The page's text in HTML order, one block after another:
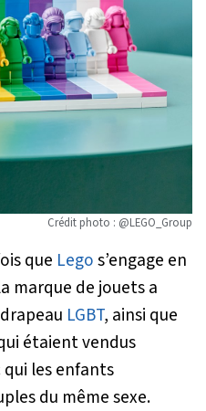
Crédit photo : @LEGO_Group
que Legos’engage en
marque de jouets a
LGBT, ainsi que
étaient vendus
les enfants
du même sexe.